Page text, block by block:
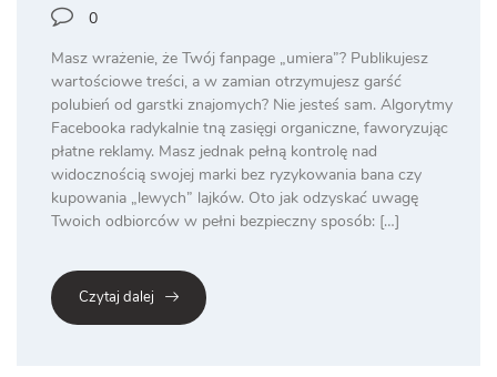
0
Masz wrażenie, że Twój fanpage „umiera”? Publikujesz
wartościowe treści, a w zamian otrzymujesz garść
polubień od garstki znajomych? Nie jesteś sam. Algorytmy
Facebooka radykalnie tną zasięgi organiczne, faworyzując
płatne reklamy. Masz jednak pełną kontrolę nad
widocznością swojej marki bez ryzykowania bana czy
kupowania „lewych” lajków. Oto jak odzyskać uwagę
Twoich odbiorców w pełni bezpieczny sposób: […]
Czytaj dalej